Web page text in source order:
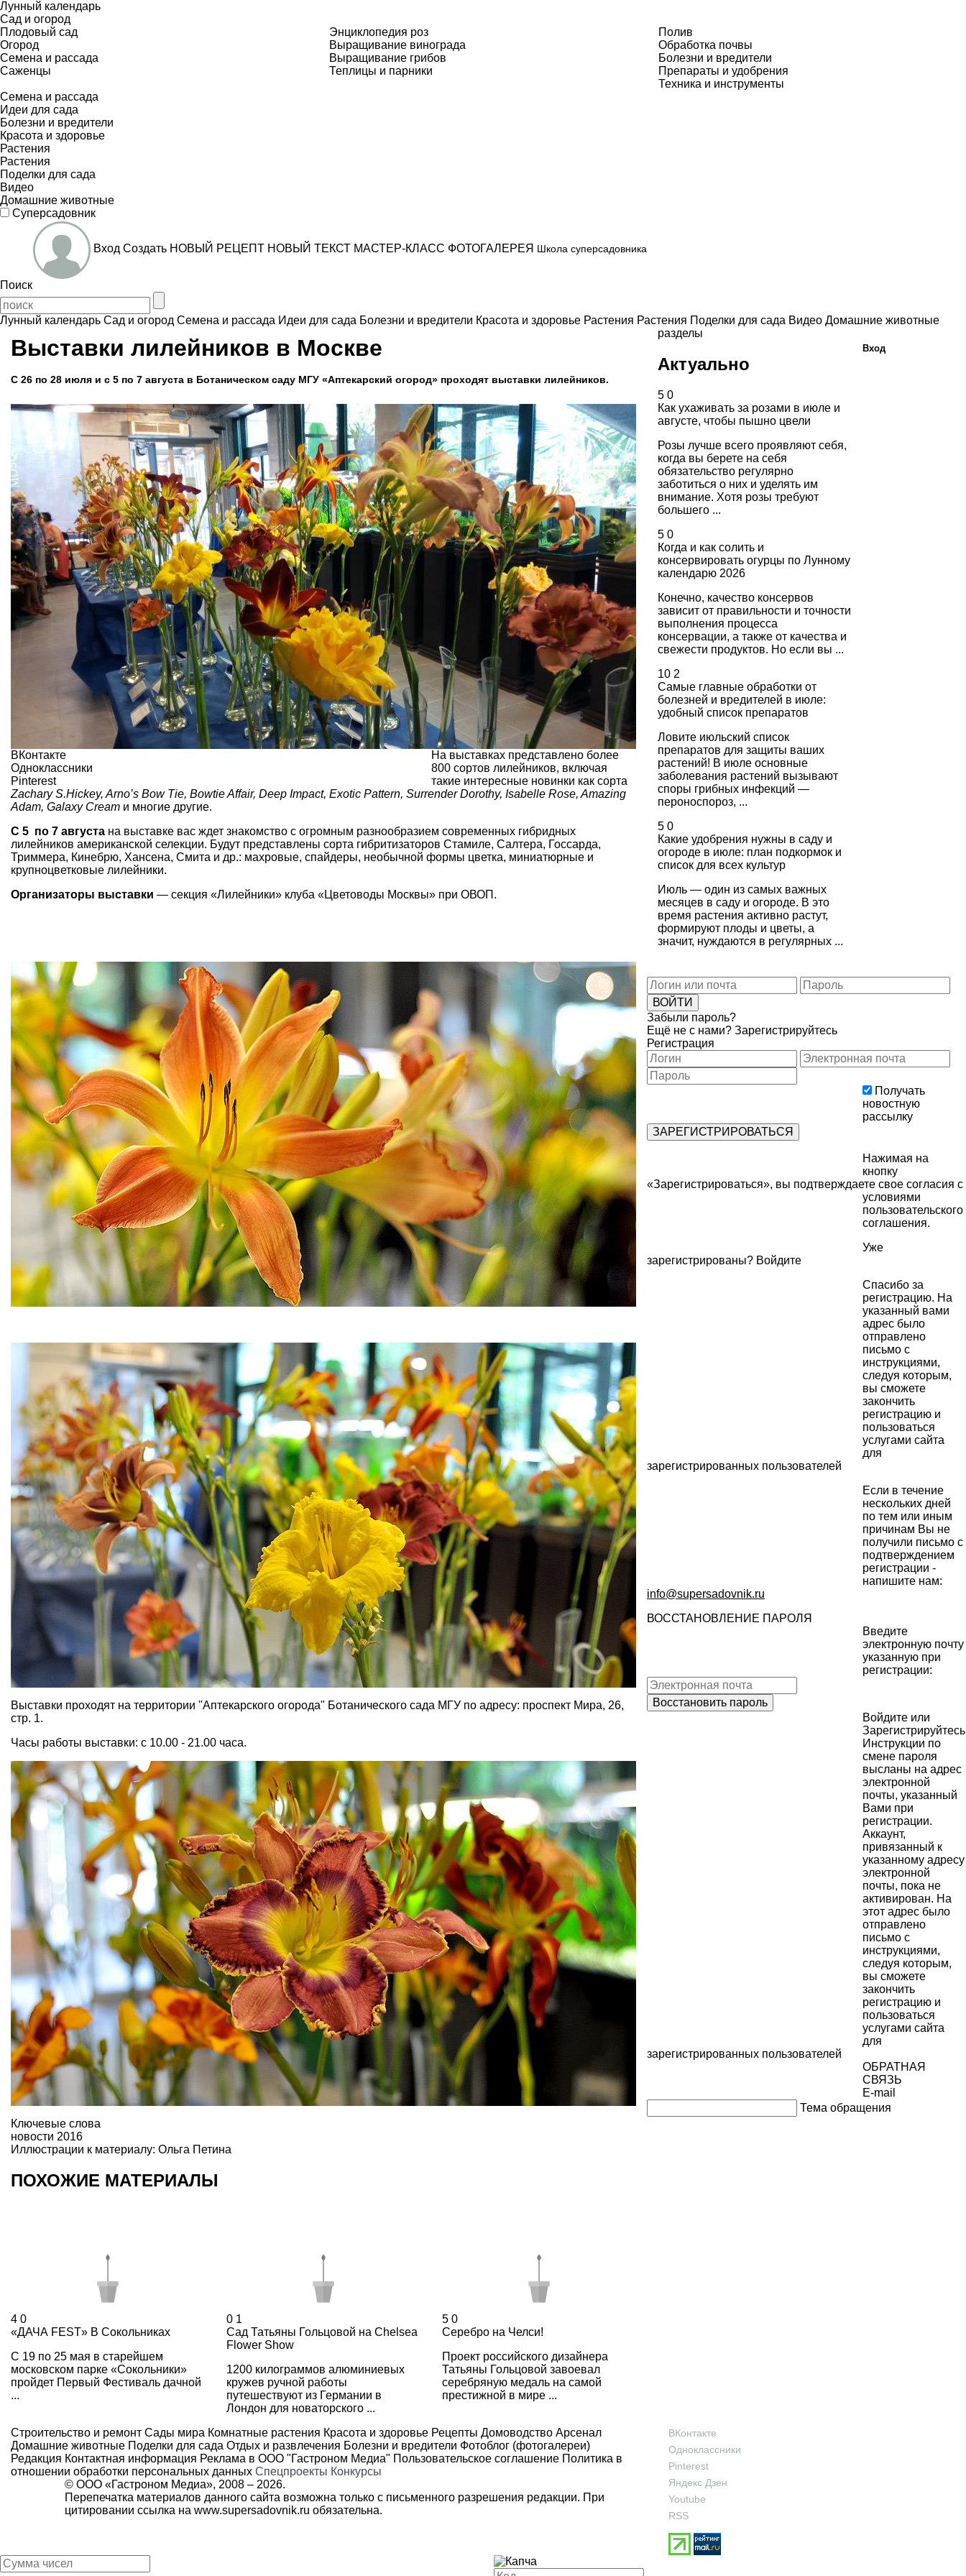
Лунный календарь
Сад и огород
Плодовый сад
Огород
Семена и рассада
Саженцы
Энциклопедия роз
Выращивание винограда
Выращивание грибов
Теплицы и парники
Полив
Обработка почвы
Болезни и вредители
Препараты и удобрения
Техника и инструменты
Семена и рассада
Идеи для сада
Болезни и вредители
Красота и здоровье
Растения
Растения
Поделки для сада
Видео
Домашние животные
Суперсадовник
Вход Создать НОВЫЙ РЕЦЕПТ НОВЫЙ ТЕКСТ МАСТЕР-КЛАСС ФОТОГАЛЕРЕЯ Школа суперсадовника
Поиск
Лунный календарь Сад и огород Семена и рассада Идеи для сада Болезни и вредители Красота и здоровье Растения Растения Поделки для сада Видео Домашние животные
Выставки лилейников в Москве
С 26 по 28 июля и с 5 по 7 августа в Ботаническом саду МГУ «Аптекарский огород» проходят выставки лилейников.
ВКонтакте
Одноклассники
Pinterest
На выставках представлено более
800 сортов лилейников, включая
такие интересные новинки как сорта
Zachary S.Hickey, Arno’s Bow Tie, Bowtie Affair, Deep Impact, Exotic Pattern, Surrender Dorothy, Isabelle Rose, Amazing
Adam, Galaxy Cream и многие другие.
С 5 по 7 августа на выставке вас ждет знакомство с огромным разнообразием современных гибридных
лилейников американской селекции. Будут представлены сорта гибритизаторов Стамиле, Салтера, Госсарда,
Триммера, Кинебрю, Хансена, Смита и др.: махровые, спайдеры, необычной формы цветка, миниатюрные и
крупноцветковые лилейники.
Организаторы выставки — секция «Лилейники» клуба «Цветоводы Москвы» при ОВОП.
Выставки проходят на территории "Аптекарского огорода" Ботанического сада МГУ по адресу: проспект Мира, 26,
стр. 1.
Часы работы выставки: с 10.00 - 21.00 часа.
Ключевые слова
новости 2016
Иллюстрации к материалу: Ольга Петина
ПОХОЖИЕ МАТЕРИАЛЫ
4 0
«ДАЧА FEST» В Сокольниках
С 19 по 25 мая в старейшем
московском парке «Сокольники»
пройдет Первый Фестиваль дачной
...
0 1
Сад Татьяны Гольцовой на Chelsea
Flower Show
1200 килограммов алюминиевых
кружев ручной работы
путешествуют из Германии в
Лондон для новаторского ...
5 0
Серебро на Челси!
Проект российского дизайнера
Татьяны Гольцовой завоевал
серебряную медаль на самой
престижной в мире ...
разделы
Актуально
5 0
Как ухаживать за розами в июле и
августе, чтобы пышно цвели
Розы лучше всего проявляют себя,
когда вы берете на себя
обязательство регулярно
заботиться о них и уделять им
внимание. Хотя розы требуют
большего ...
5 0
Когда и как солить и
консервировать огурцы по Лунному
календарю 2026
Конечно, качество консервов
зависит от правильности и точности
выполнения процесса
консервации, а также от качества и
свежести продуктов. Но если вы ...
10 2
Самые главные обработки от
болезней и вредителей в июле:
удобный список препаратов
Ловите июльский список
препаратов для защиты ваших
растений! В июле основные
заболевания растений вызывают
споры грибных инфекций —
пероноспороз, ...
5 0
Какие удобрения нужны в саду и
огороде в июле: план подкормок и
список для всех культур
Июль — один из самых важных
месяцев в саду и огороде. В это
время растения активно растут,
формируют плоды и цветы, а
значит, нуждаются в регулярных ...
Строительство и ремонт Сады мира Комнатные растения Красота и здоровье Рецепты Домоводство Арсенал
Домашние животные Поделки для сада Отдых и развлечения Болезни и вредители Фотоблог (фотогалереи)
Редакция Контактная информация Реклама в ООО "Гастроном Медиа" Пользовательское соглашение Политика в
отношении обработки персональных данных Спецпроекты Конкурсы
© ООО «Гастроном Медиа», 2008 – 2026.
Перепечатка материалов данного сайта возможна только с письменного разрешения редакции. При
цитировании ссылка на www.supersadovnik.ru обязательна.
ВКонтакте
Одноклассники
Pinterest
Яндекс Дзен
Youtube
RSS
Вход
Забыли пароль?
Ещё не с нами? Зарегистрируйтесь
Регистрация
Получать
новостную
рассылку
Нажимая на
кнопку
«Зарегистрироваться», вы подтверждаете свое согласия с
условиями
пользовательского
соглашения.
Уже
зарегистрированы? Войдите
Спасибо за
регистрацию. На
указанный вами
адрес было
отправлено
письмо с
инструкциями,
следуя которым,
вы сможете
закончить
регистрацию и
пользоваться
услугами сайта
для
зарегистрированных пользователей
Если в течение
нескольких дней
по тем или иным
причинам Вы не
получили письмо с
подтверждением
регистрации -
напишите нам:
info@supersadovnik.ru
ВОССТАНОВЛЕНИЕ ПАРОЛЯ
Введите
электронную почту
указанную при
регистрации:
Войдите или
Зарегистрируйтесь
Инструкции по
смене пароля
высланы на адрес
электронной
почты, указанный
Вами при
регистрации.
Аккаунт,
привязанный к
указанному адресу
электронной
почты, пока не
активирован. На
этот адрес было
отправлено
письмо с
инструкциями,
следуя которым,
вы сможете
закончить
регистрацию и
пользоваться
услугами сайта
для
зарегистрированных пользователей
ОБРАТНАЯ
СВЯЗЬ
E-mail
Тема обращения